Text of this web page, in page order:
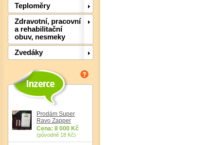
Teploměry
Zdravotní, pracovní
a rehabilitační
obuv, nesmeky
Zvedáky
Prodám Super
Ravo Zapper
Cena: 8 000 Kč
(původně 18 Kč)